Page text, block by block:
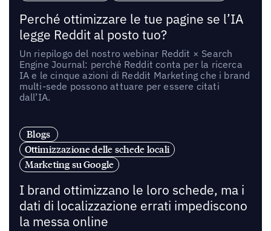
Perché ottimizzare le tue pagine se l’IA
legge Reddit al posto tuo?
Un riepilogo del nostro webinar Reddit × Search
Engine Journal: perché Reddit conta per la ricerca
IA e le cinque azioni di Reddit Marketing che i brand
multi-sede possono attuare per essere citati
dall’IA.
Blogs
Ottimizzazione delle schede locali
Marketing su Google
I brand ottimizzano le loro schede, ma i
dati di localizzazione errati impediscono
la messa online